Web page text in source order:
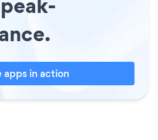
apps in action